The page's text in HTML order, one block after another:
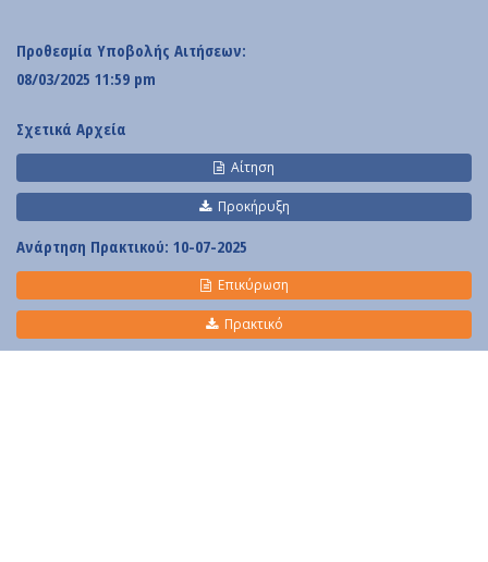
News
Contact
Personal Data|Terms of Use
Προθεσμία Υποβολής Αιτήσεων:
08/03/2025 11:59 pm
Σχετικά Αρχεία
Αίτηση
Προκήρυξη
Ανάρτηση Πρακτικού: 10-07-2025
Επικύρωση
Πρακτικό